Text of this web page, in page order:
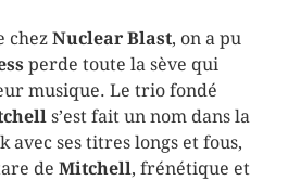
chez Nuclear Blast, on a pu
perde toute la sève qui
musique. Le trio fondé
s’est fait un nom dans la
avec ses titres longs et fous,
de Mitchell, frénétique et